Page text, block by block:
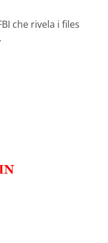
che rivela i files